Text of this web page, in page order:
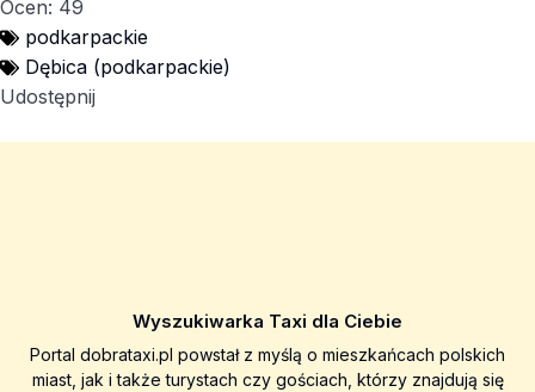
Ocen: 49
podkarpackie
Dębica (podkarpackie)
Udostępnij
Wyszukiwarka Taxi dla Ciebie
Portal dobrataxi.pl powstał z myślą o mieszkańcach polskich
miast, jak i także turystach czy gościach, którzy znajdują się